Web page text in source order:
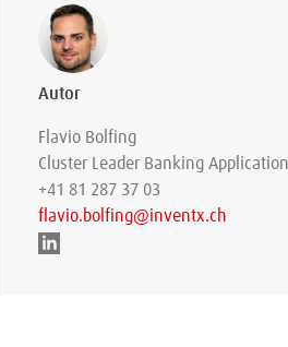
Autor
Flavio Bolfing
Cluster Leader Banking
+41 81 287 37 03
flavio.bolfing@inventx.ch